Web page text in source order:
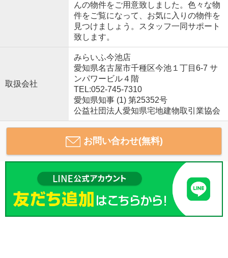
んの物件をご用意致しました。色々な物
件をご覧になって、お気に入りの物件を
見つけましょう。スタッフ一同サポート
致します。
取扱会社
みらいふ今池店
愛知県名古屋市千種区今池１丁目6-7 サ
ンパワービル４階
TEL:052-745-7310
愛知県知事 (1) 第25352号
公益社団法人愛知県宅地建物取引業協会
お問い合わせ(無料)